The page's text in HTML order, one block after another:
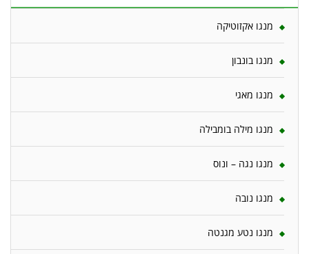
מנגו אקזוטיקה
מנגו בונבון
מנגו מאגי
מנגו מילה בומבילה
מנגו נגה – ונוס
מנגו נובה
מנגו נטע מגנטה